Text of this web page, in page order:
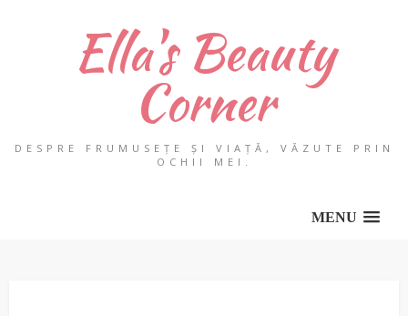
Ella's Beauty
Corner
DESPRE FRUMUSEȚE ȘI VIAȚĂ, VĂZUTE PRIN
OCHII MEI.
MENU